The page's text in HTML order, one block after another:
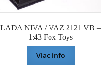
LADA NIVA / VAZ 2121 VB –
1:43 Fox Toys
Viac info